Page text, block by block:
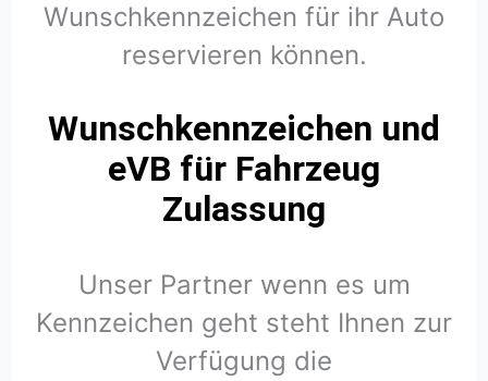
Wunschkennzeichen für ihr Auto
reservieren können.
Wunschkennzeichen und
eVB für Fahrzeug
Zulassung
Unser Partner wenn es um
Kennzeichen geht steht Ihnen zur
Verfügung die